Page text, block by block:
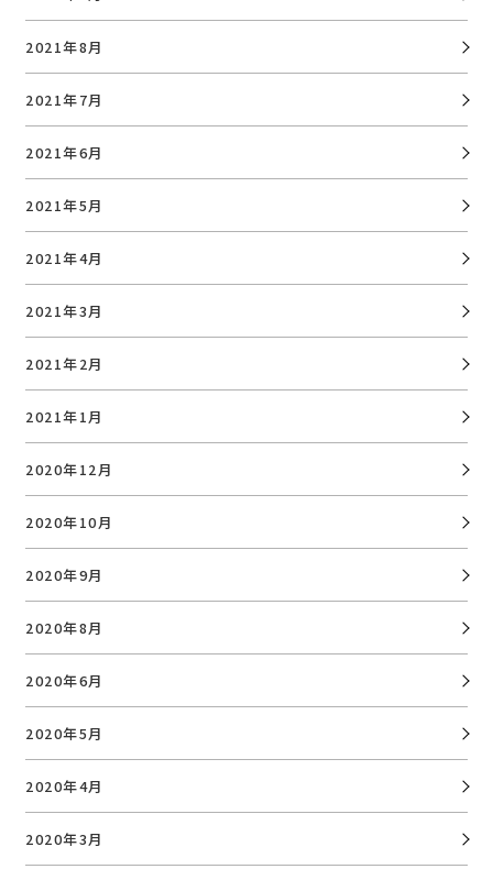
2021年8月
2021年7月
2021年6月
2021年5月
2021年4月
2021年3月
2021年2月
2021年1月
2020年12月
2020年10月
2020年9月
2020年8月
2020年6月
2020年5月
2020年4月
2020年3月